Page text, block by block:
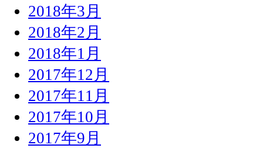
2018年3月
2018年2月
2018年1月
2017年12月
2017年11月
2017年10月
2017年9月